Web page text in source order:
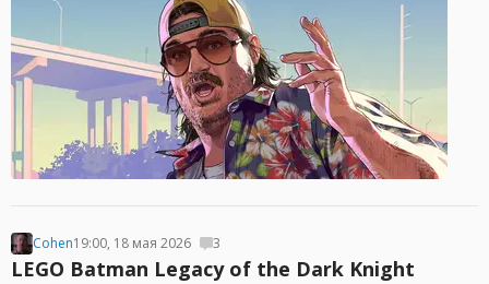
Cohen19:00, 18 мая 2026 3
LEGO Batman Legacy of the Dark Knight